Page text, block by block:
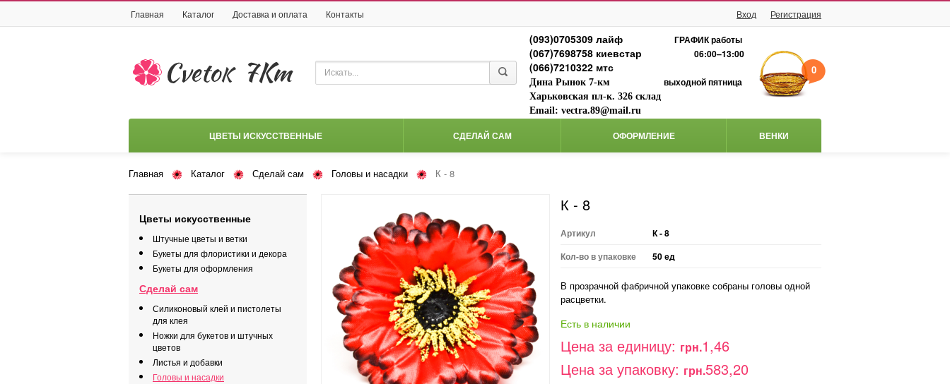
Главная Каталог Доставка и оплата Контакты Вход Регистрация
(093)0705309 лайф
(067)7698758 киевстар
(066)7210322 мтс
Дина Рынок 7-км
Харьковская пл-к. 326 склад
Email: vectra.89@mail.ru
ГРАФИК работы
06:00–13:00
выходной пятница
0
ЦВЕТЫ ИСКУССТВЕННЫЕ СДЕЛАЙ САМ ОФОРМЛЕНИЕ ВЕНКИ
Главная Каталог Сделай сам Головы и насадки К - 8
Цветы искусственные
Штучные цветы и ветки
Букеты для флористики и декора
Букеты для оформления
Сделай сам
Силиконовый клей и пистолеты
для клея
Ножки для букетов и штучных
цветов
Листья и добавки
Головы и насадки
к - 8
Артикул
К - 8
Кол-во в упаковке
50 ед
В прозрачной фабричной упаковке собраны головы одной
расцветки.
Есть в наличии
Цена за единицу: грн.1,46
Цена за упаковку: грн.583,20